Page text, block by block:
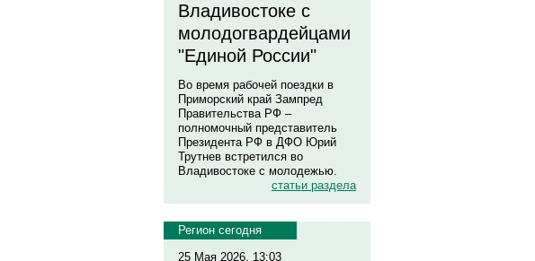
Владивостоке с
молодогвардейцами
"Единой России"
Во время рабочей поездки в
Приморский край Зампред
Правительства РФ –
полномочный представитель
Президента РФ в ДФО Юрий
Трутнев встретился во
Владивостоке с молодежью.
статьи раздела
Регион сегодня
25 Мая 2026, 13:03